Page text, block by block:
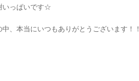
いっぱいです☆
、本当にいつもありがとうございます！！